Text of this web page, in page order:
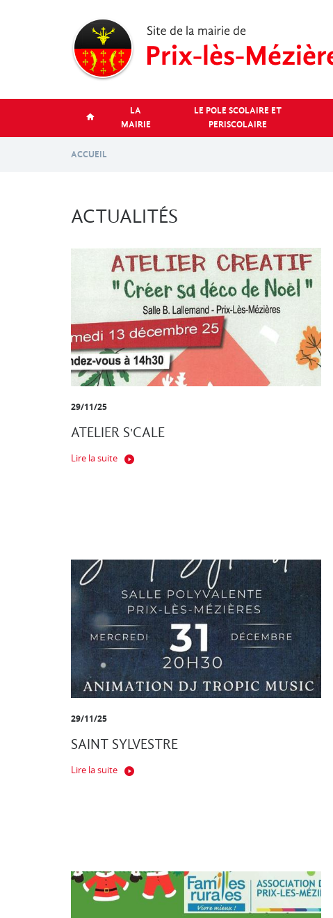
LA
MAIRIE
LE POLE SCOLAIRE ET
PERISCOLAIRE
ACCUEIL
ACTUALITÉS
29/11/25
ATELIER S'CALE
Lire la suite
29/11/25
SAINT SYLVESTRE
Lire la suite